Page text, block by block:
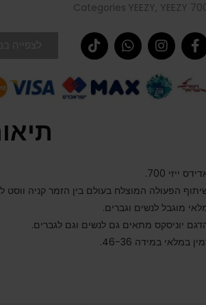
Categories YEEZY, YEEZY
ייזי 700.
הפעולה המוצלח בעולם בין הזמר קניה
מוגבל לנשים וגברים.
יוניסקס מתאים גם לנשים וגם לגברים.
במלאי במידה 46-36.